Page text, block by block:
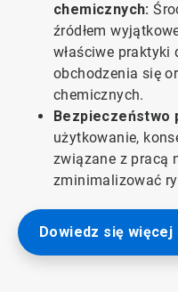
chemicznych:
źródłem
właściwe praktyki
obchodzenia się
chemicznych.
Bezpieczeństwo
użytkowanie,
związane z pracą
zminimalizować
Dowiedz się